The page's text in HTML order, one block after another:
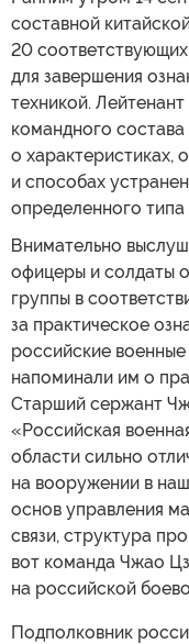
составной
20
для завершения
техникой.
командного
о характеристиках,
и способах
определенного
Внимательно
офицеры и солдаты
группы в
за практическое
российские
напоминали им о
Старший сержант
«Российская
области сильно
на вооружении в
основ управления
связи, структура
вот команда Чжао
на российской
Подполковник